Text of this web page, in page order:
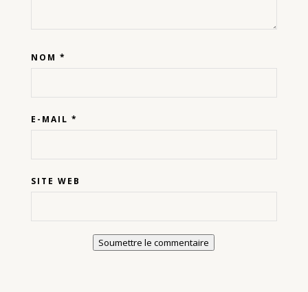
NOM *
E-MAIL *
SITE WEB
Soumettre le commentaire